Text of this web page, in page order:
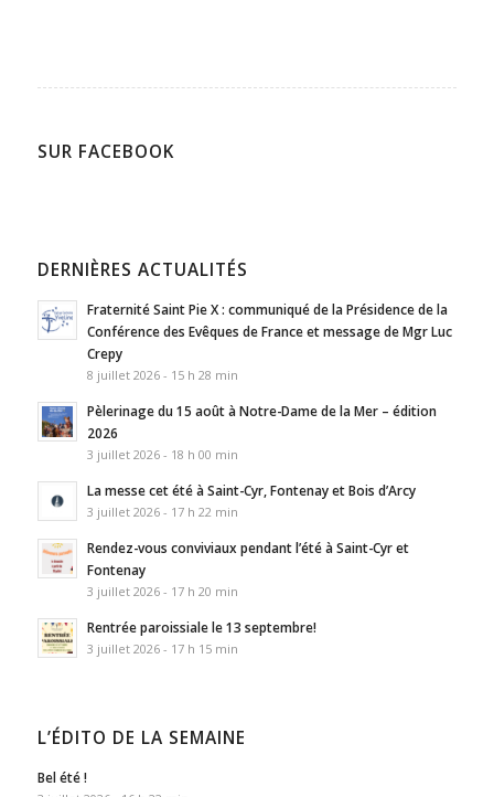
SUR FACEBOOK
DERNIÈRES ACTUALITÉS
Fraternité Saint Pie X : communiqué de la Présidence de la
Conférence des Evêques de France et message de Mgr Luc
Crepy
8 juillet 2026 - 15 h 28 min
Pèlerinage du 15 août à Notre-Dame de la Mer – édition
2026
3 juillet 2026 - 18 h 00 min
La messe cet été à Saint-Cyr, Fontenay et Bois d’Arcy
3 juillet 2026 - 17 h 22 min
Rendez-vous conviviaux pendant l’été à Saint-Cyr et
Fontenay
3 juillet 2026 - 17 h 20 min
Rentrée paroissiale le 13 septembre!
3 juillet 2026 - 17 h 15 min
L’ÉDITO DE LA SEMAINE
Bel été !